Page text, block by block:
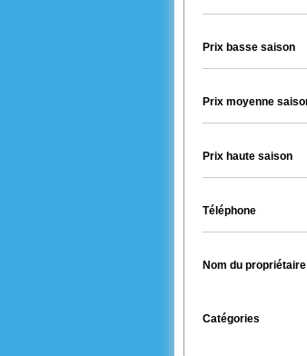
Prix basse saison
Prix moyenne
Prix haute saison
Téléphone
Nom du propriétaire
Catégories